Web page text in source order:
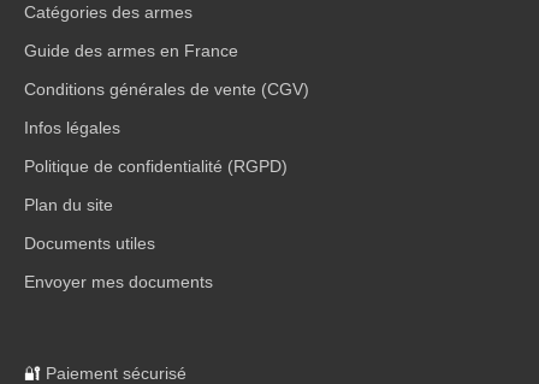
Catégories des armes
Guide des armes en France
Conditions générales de vente (CGV)
Infos légales
Politique de confidentialité (RGPD)
Plan du site
Documents utiles
Envoyer mes documents
🔐 Paiement sécurisé